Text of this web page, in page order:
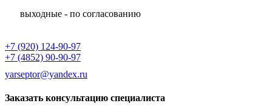
выходные - по согласованию
+7 (920) 124-90-97
+7 (4852) 90-90-97
yarseptor@yandex.ru
Заказать консультацию специалиста